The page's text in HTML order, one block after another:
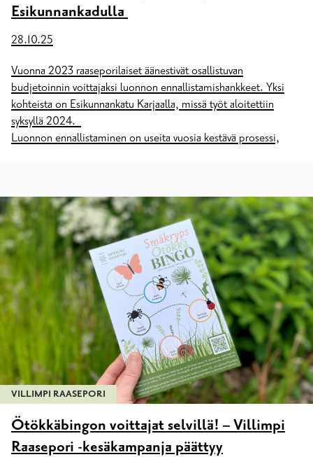
Esikunnankadulla
28.10.25
Vuonna 2023 raaseporilaiset äänestivät osallistuvan
budjetoinnin voittajaksi luonnon ennallistamishankkeet. Yksi
kohteista on Esikunnankatu Karjaalla, missä työt aloitettiin
syksyllä 2024.
Luonnon ennallistaminen on useita vuosia kestävä prosessi,
VILLIMPI RAASEPORI
Ötökkäbingon voittajat selvillä! – Villimpi
Raasepori -kesäkampanja päättyy